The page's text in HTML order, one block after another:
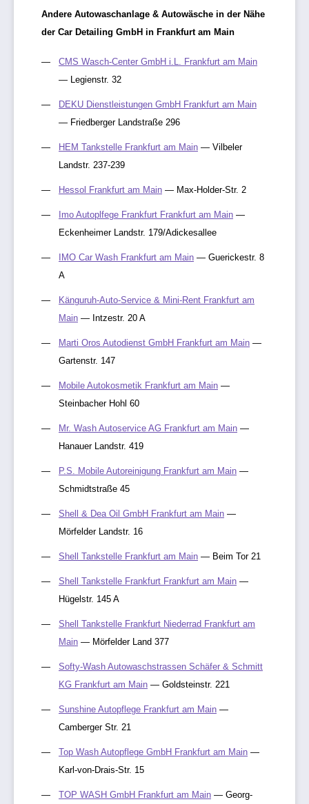
Andere Autowaschanlage & Autowäsche in der Nähe
der Car Detailing GmbH in Frankfurt am Main
CMS Wasch-Center GmbH i.L. Frankfurt am Main
— Legienstr. 32
DEKU Dienstleistungen GmbH Frankfurt am Main
— Friedberger Landstraße 296
HEM Tankstelle Frankfurt am Main — Vilbeler
Landstr. 237-239
Hessol Frankfurt am Main — Max-Holder-Str. 2
Imo Autoplfege Frankfurt Frankfurt am Main —
Eckenheimer Landstr. 179/Adickesallee
IMO Car Wash Frankfurt am Main — Guerickestr. 8
A
Känguruh-Auto-Service & Mini-Rent Frankfurt am
Main — Intzestr. 20 A
Marti Oros Autodienst GmbH Frankfurt am Main —
Gartenstr. 147
Mobile Autokosmetik Frankfurt am Main —
Steinbacher Hohl 60
Mr. Wash Autoservice AG Frankfurt am Main —
Hanauer Landstr. 419
P.S. Mobile Autoreinigung Frankfurt am Main —
Schmidtstraße 45
Shell & Dea Oil GmbH Frankfurt am Main —
Mörfelder Landstr. 16
Shell Tankstelle Frankfurt am Main — Beim Tor 21
Shell Tankstelle Frankfurt Frankfurt am Main —
Hügelstr. 145 A
Shell Tankstelle Frankfurt Niederrad Frankfurt am
Main — Mörfelder Land 377
Softy-Wash Autowaschstrassen Schäfer & Schmitt
KG Frankfurt am Main — Goldsteinstr. 221
Sunshine Autopflege Frankfurt am Main —
Camberger Str. 21
Top Wash Autopflege GmbH Frankfurt am Main —
Karl-von-Drais-Str. 15
TOP WASH GmbH Frankfurt am Main — Georg-